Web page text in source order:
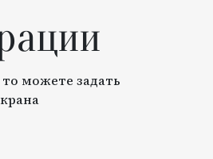
можете задать